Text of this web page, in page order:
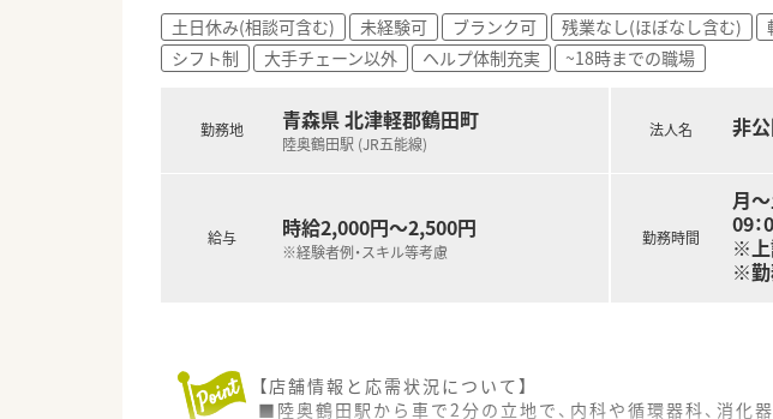
土日休み(相談可含む) 未経験可 ブランク可 残業なし(ほぼなし含む)
シフト制
大手チェーン以外 ヘルプ体制充実 ~18時までの職場
勤務地 青森県 北津軽郡鶴田町
陸奥鶴田駅 (JR五能線)
給与 時給2,000円～2,500円
※経験者例・スキル等考慮
法人名 非
勤務時間
月
09：
※上
※勤
【店舗情報と応需状況について】
■陸奥鶴田駅から車で2分の立地で、内科や循環器科、消化